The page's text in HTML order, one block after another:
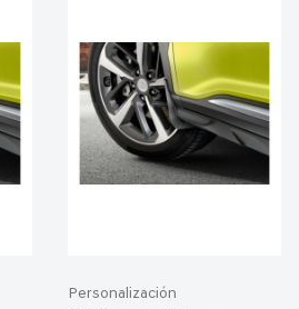
Personalización